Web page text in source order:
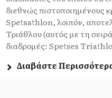
διεθνώς πιστοποιημένους
Spetsathlon, λοιπόν,
Τριάθλου (αυτός με τη
διαδρομές: Spetses
Διαβάστε